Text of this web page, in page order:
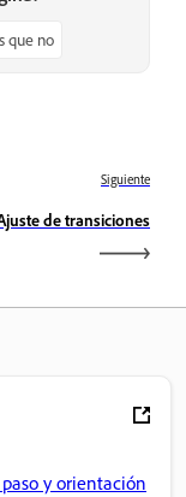
que no
Siguiente
de transiciones
y orientación